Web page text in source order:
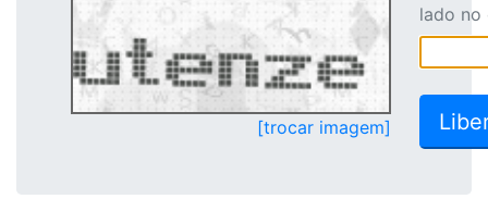
[trocar imagem]
lado no